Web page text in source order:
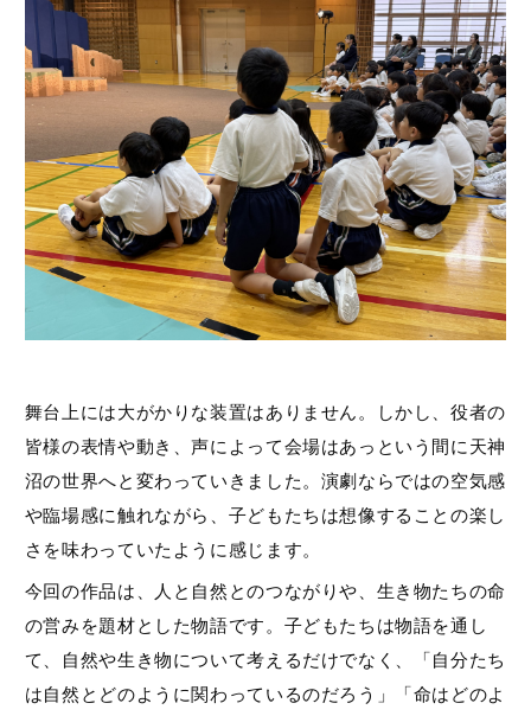
舞台上には大がかりな装置はありません。しかし、役者の
皆様の表情や動き、声によって会場はあっという間に天神
沼の世界へと変わっていきました。演劇ならではの空気感
や臨場感に触れながら、子どもたちは想像することの楽し
さを味わっていたように感じます。
今回の作品は、人と自然とのつながりや、生き物たちの命
の営みを題材とした物語です。子どもたちは物語を通し
て、自然や生き物について考えるだけでなく、「自分たち
は自然とどのように関わっているのだろう」「命はどのよ